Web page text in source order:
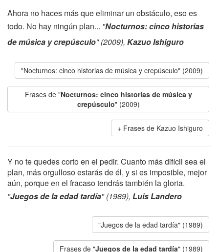
Ahora no haces más que eliminar un obstáculo, eso es
todo. No hay ningún plan... "Nocturnos: cinco historias
de música y crepúsculo" (2009), Kazuo Ishiguro
"Nocturnos: cinco historias de música y crepúsculo" (2009)
Frases de "Nocturnos: cinco historias de música y
crepúsculo" (2009)
Frases de Kazuo Ishiguro
Y no te quedes corto en el pedir. Cuanto más difícil sea el
plan, más orgulloso estarás de él, y si es imposible, mejor
aún, porque en el fracaso tendrás también la gloria.
"Juegos de la edad tardía" (1989), Luis Landero
"Juegos de la edad tardía" (1989)
Frases de "Juegos de la edad tardía" (1989)